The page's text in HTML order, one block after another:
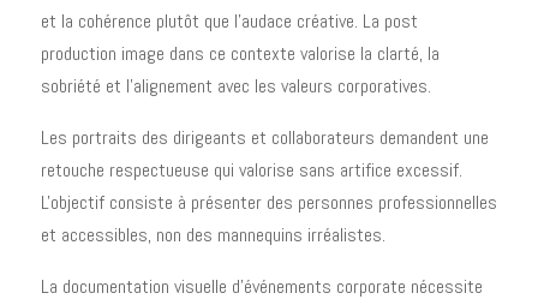
et la cohérence plutôt que l'audace créative. La post
production image dans ce contexte valorise la clarté, la
sobriété et l'alignement avec les valeurs corporatives.
Les portraits des dirigeants et collaborateurs demandent une
retouche respectueuse qui valorise sans artifice excessif.
L'objectif consiste à présenter des personnes professionnelles
et accessibles, non des mannequins irréalistes.
La documentation visuelle d'événements corporate nécessite